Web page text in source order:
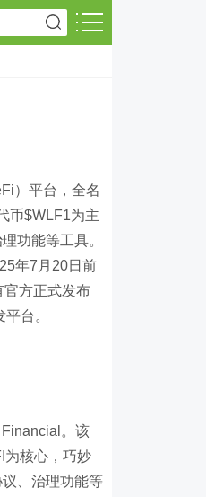
）平台，全名
币$WLF1为主
功能等工具。
年7月20日前
官方正式发布
台。
。该
为核心，巧妙
、治理功能等